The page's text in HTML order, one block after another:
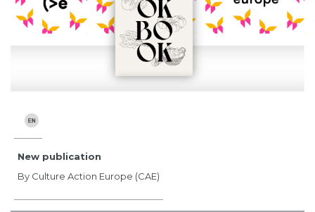
New publication
By Culture Action Europe (CAE)